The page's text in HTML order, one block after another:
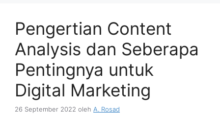
Pengertian Content
Analysis dan Seberapa
Pentingnya untuk
Digital Marketing
26 September 2022 oleh A. Rosad